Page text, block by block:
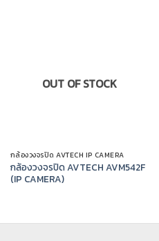
OUT OF STOCK
กล้องวงจรปิด AVTECH IP CAMERA
กล้องวงจรปิด AVTECH AVM542F
(IP CAMERA)